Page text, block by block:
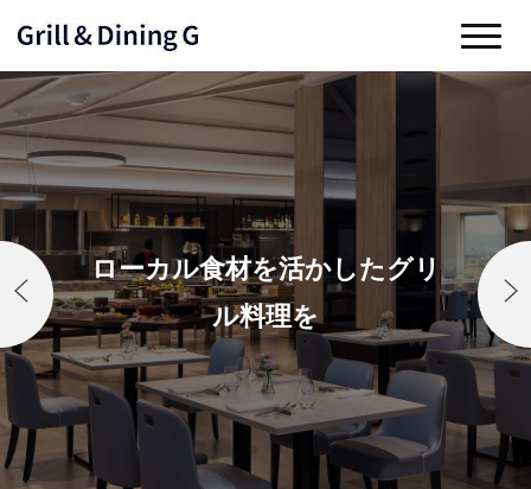
ローカル食材を活かしたグリ
ル料理を